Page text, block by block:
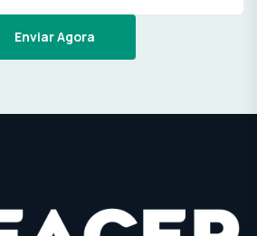
Enviar Agora